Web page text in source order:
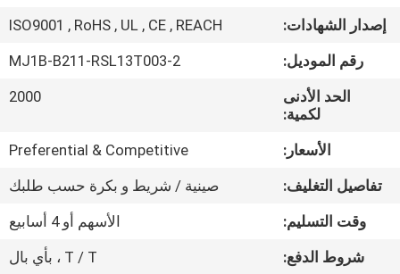
جولة
مراقبة
الجودة
اتصل
إصدار الشهادات:
ISO9001 , RoHS , UL , CE , REACH
رقم الموديل:
MJ1B-B211-RSL13T003-2
الحد الأدنى
لكمية:
2000
الأسعار:
Preferential & Competitive
تفاصيل التغليف:
صينية / شريط و بكرة حسب طلبك
وقت التسليم:
الأسهم أو 4 أسابيع
شروط الدفع:
T / T ، بأي بال